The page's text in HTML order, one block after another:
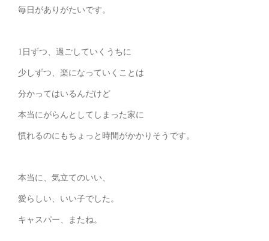
毎日がありがたいです。
1日ずつ、過ごしていくうちに
少しずつ、楽になっていくことは
分かってはいるんだけど
本当にがらんとしてしまった家に
慣れるのにもちょっと時間がかかりそうです。
本当に、気立てのいい、
愛らしい、いい子でした。
キャスパー、またね。